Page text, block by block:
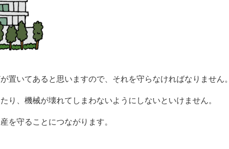
置いてあると思いますので、それを守らなければなりません。
り、機械が壊れてしまわないようにしないといけません。
を守ることにつながります。